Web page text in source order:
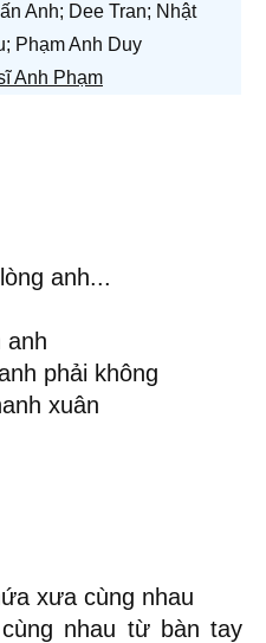
Anh; Dee Tran; Nhật
Phạm Anh Duy
Anh Phạm
anh...
anh
phải không
xuân
xưa cùng nhau
nhau từ bàn tay